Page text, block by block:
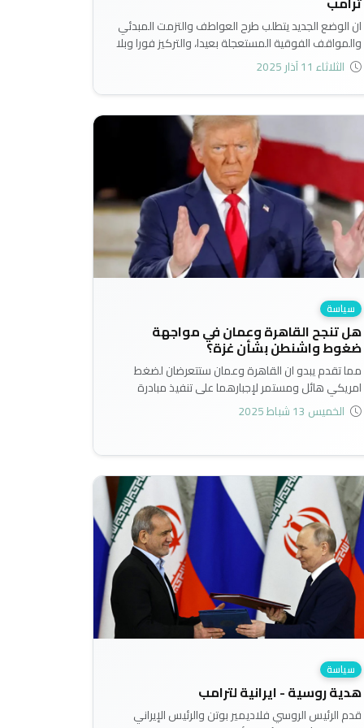
ان الوضع الجديد يتطلب طرح العواطف والتزمت المبدئي
والمواقف الفوقية المستعجلة بعيدا، والتركيز فورا وبلا
تأخير على متطلبات حفظ مصالح البلدين بحيث لا يشكل
كل منهما تهديدا غير مقصود للآخر، وعدم ربط
مصالحهما ببعضها بشكل صارم الى درجة تجعل أي
تهديد لمصالح طهران يعني بالضرورة والتلازم تهديد
الثلاثاء 11 آذار 2025
سياسة
هل تنجح القاهرة وعمان في مواجهة
ضغوط واشنطن بشأن غزة؟
مما تقدم يبدو ان القاهرة وعمان ستتعرضان لضغط
امريكي هائل ومستمر لإجبارهما على تنفيذ مبادرة
ترامب بشأن غزة، لاسيما وان رفضهما للمبادرة رد عليه
آدم بولر مبعوث ترامب لشؤون الاسرى بالقول: " على
الفلسطينيين"..
الخميس 13 شباط 2025
سياسة
هدية روسية - ايرانية لترامب
قدم الرئيس الروسي فلاديمير بوتن والرئيس الإيراني